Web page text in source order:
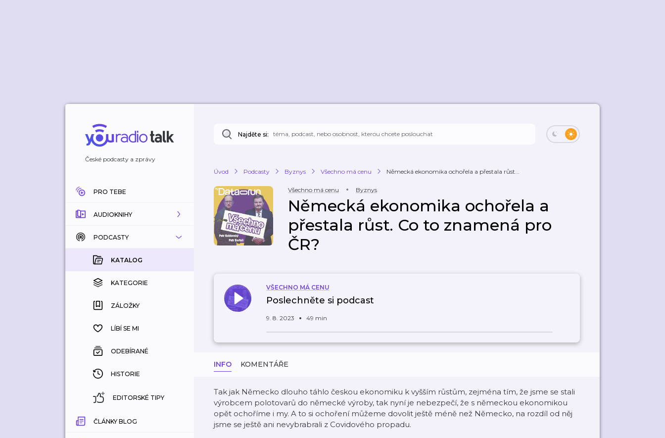
České podcasty a zprávy
PRO TEBE
AUDIOKNIHY
KATALOG
KOUPENÉ
KATEGORIE
ZÁLOŽKY
HISTORIE
PODCASTY
KATALOG
KATEGORIE
ZÁLOŽKY
LÍBÍ SE MI
ODEBÍRANÉ
HISTORIE
EDITORSKÉ TIPY
ČLÁNKY BLOG
Najděte si:
Úvod Podcasty Byznys Všechno má cenu Německá ekonomika ochořela a přestala růst...
Všechno má cenu Byznys
Německá ekonomika ochořela a
přestala růst. Co to znamená pro
ČR?
VŠECHNO MÁ CENU
Poslechněte si podcast
9. 8. 2023 49 min
INFO KOMENTÁŘE
Tak jak Německo dlouho táhlo českou ekonomiku k vyšším růstům, zejména tím, že jsme se stali
výrobcem polotovarů do německé výroby, tak nyní je nebezpečí, že s německou ekonomikou
opět ochoříme i my. A to si ochoření můžeme dovolit ještě méně než Německo, na rozdíl od něj
jsme se ještě ani nevybrabrali z Covidového propadu.